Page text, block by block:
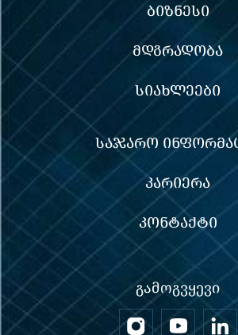
ᲑᲘᲖᲜᲔᲡᲘ
ᲛᲓᲒᲠᲐᲓᲝᲑᲐ
ᲡᲘᲐᲮᲚᲔᲔᲑᲘ
ᲡᲐᲯᲐᲠᲝ
ᲙᲐᲠᲘᲔᲠᲐ
ᲙᲝᲜᲢᲐᲥᲢᲘ
ᲒᲐᲛᲝᲒᲕᲧᲔᲕᲘ